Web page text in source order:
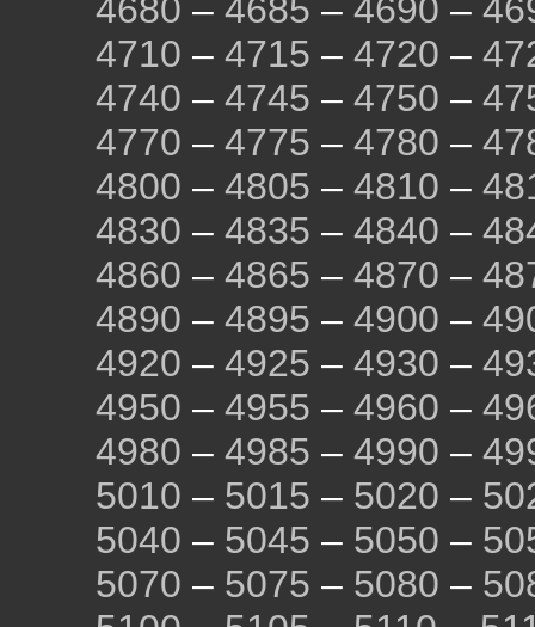
4680 – 4685 – 4690 –
4710 – 4715 – 4720 –
4740 – 4745 – 4750 –
4770 – 4775 – 4780 –
4800 – 4805 – 4810 –
4830 – 4835 – 4840 –
4860 – 4865 – 4870 –
4890 – 4895 – 4900 –
4920 – 4925 – 4930 –
4950 – 4955 – 4960 –
4980 – 4985 – 4990 –
5010 – 5015 – 5020 –
5040 – 5045 – 5050 –
5070 – 5075 – 5080 –